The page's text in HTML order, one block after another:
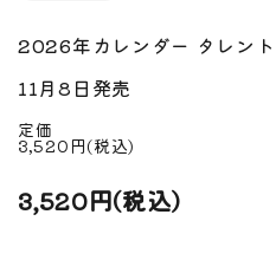
2026年カレンダー タレン
11月8日発売
定価
3,520円(税込)
3,520円(税込)